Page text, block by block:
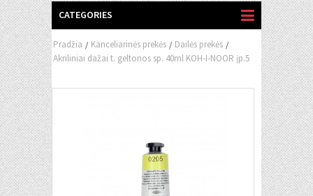
CATEGORIES
Pradžia / Kanceliarinės prekės / Dailės prekės /
Akriliniai dažai t. geltonos sp. 40ml KOH-I-NOOR įp.5